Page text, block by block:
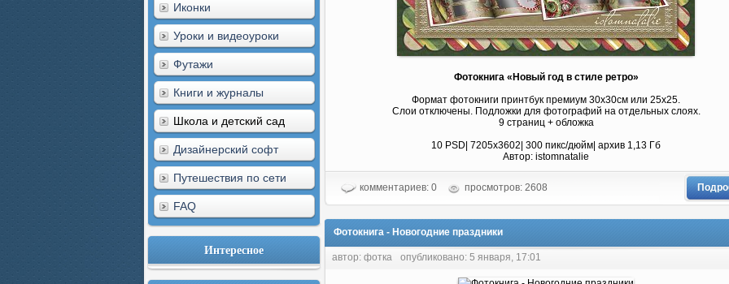
Иконки
Уроки и видеоуроки
Футажи
Книги и журналы
Школа и детский сад
Дизайнерский софт
Путешествия по сети
FAQ
Интересное
Фотокнига «Новый год в стиле ретро»
Формат фотокниги принтбук премиум 30х30см или 25х25.
Слои отключены. Подложки для фотографий на отдельных слоях.
9 страниц + обложка
10 PSD| 7205x3602| 300 пикс/дюйм| архив 1,13 Гб
Автор: istomnatalie
комментариев: 0 просмотров: 2608
Фотокнига - Новогодние праздники
автор: фотка опубликовано: 5 января, 17:01